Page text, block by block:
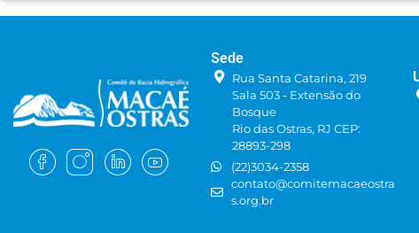
Sede
Rua Santa Catarina, 219
Sala 503 - Extensão do
Bosque
Rio das Ostras, RJ CEP:
28893-298
(22)3034-2358
contato@comitemacaeostra
s.org.br